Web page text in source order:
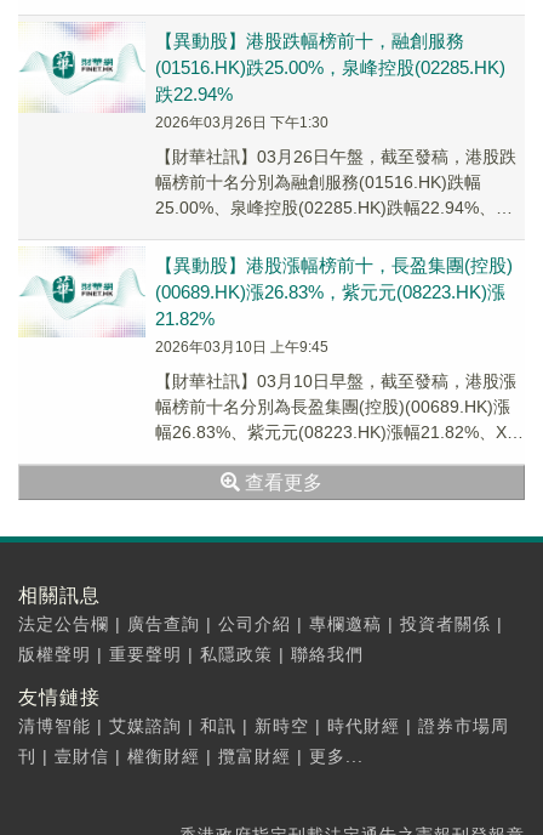
【異動股】港股跌幅榜前十，融創服務
(01516.HK)跌25.00%，泉峰控股(02285.HK)
跌22.94%
2026年03月26日 下午1:30
【財華社訊】03月26日午盤，截至發稿，港股跌
幅榜前十名分別為融創服務(01516.HK)跌幅
25.00%、泉峰控股(02285.HK)跌幅22.94%、智
【異動股】港股漲幅榜前十，長盈集團(控股)
(00689.HK)漲26.83%，紫元元(08223.HK)漲
21.82%
2026年03月10日 上午9:45
【財華社訊】03月10日早盤，截至發稿，港股漲
幅榜前十名分別為長盈集團(控股)(00689.HK)漲
幅26.83%、紫元元(08223.HK)漲幅21.82%、XL
查看更多
相關訊息
法定公告欄 | 廣告查詢 | 公司介紹 | 專欄邀稿 | 投資者關係 |
版權聲明 | 重要聲明 | 私隱政策 | 聯絡我們
友情鏈接
清博智能 | 艾媒諮詢 | 和訊 | 新時空 | 時代財經 | 證券市場周
刊
| 壹財信 | 權衡財經 | 攬富財經 | 更多...